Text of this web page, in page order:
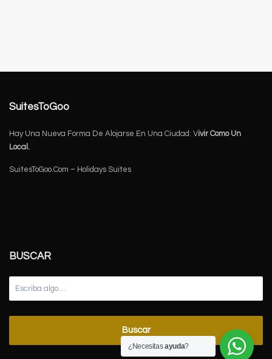
SuitesToGoo
Hay Una Nueva Forma De Alojarse En Una Ciudad: Vivir Como Un
Local.
SuitesToGoo.Com – Holidays Suites
BUSCAR
Buscar
¿Necesitasayuda?